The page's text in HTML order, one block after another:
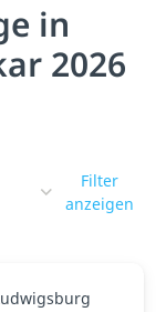
in
2026
Filter
anzeigen